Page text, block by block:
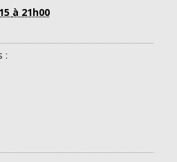
à 21h00
: